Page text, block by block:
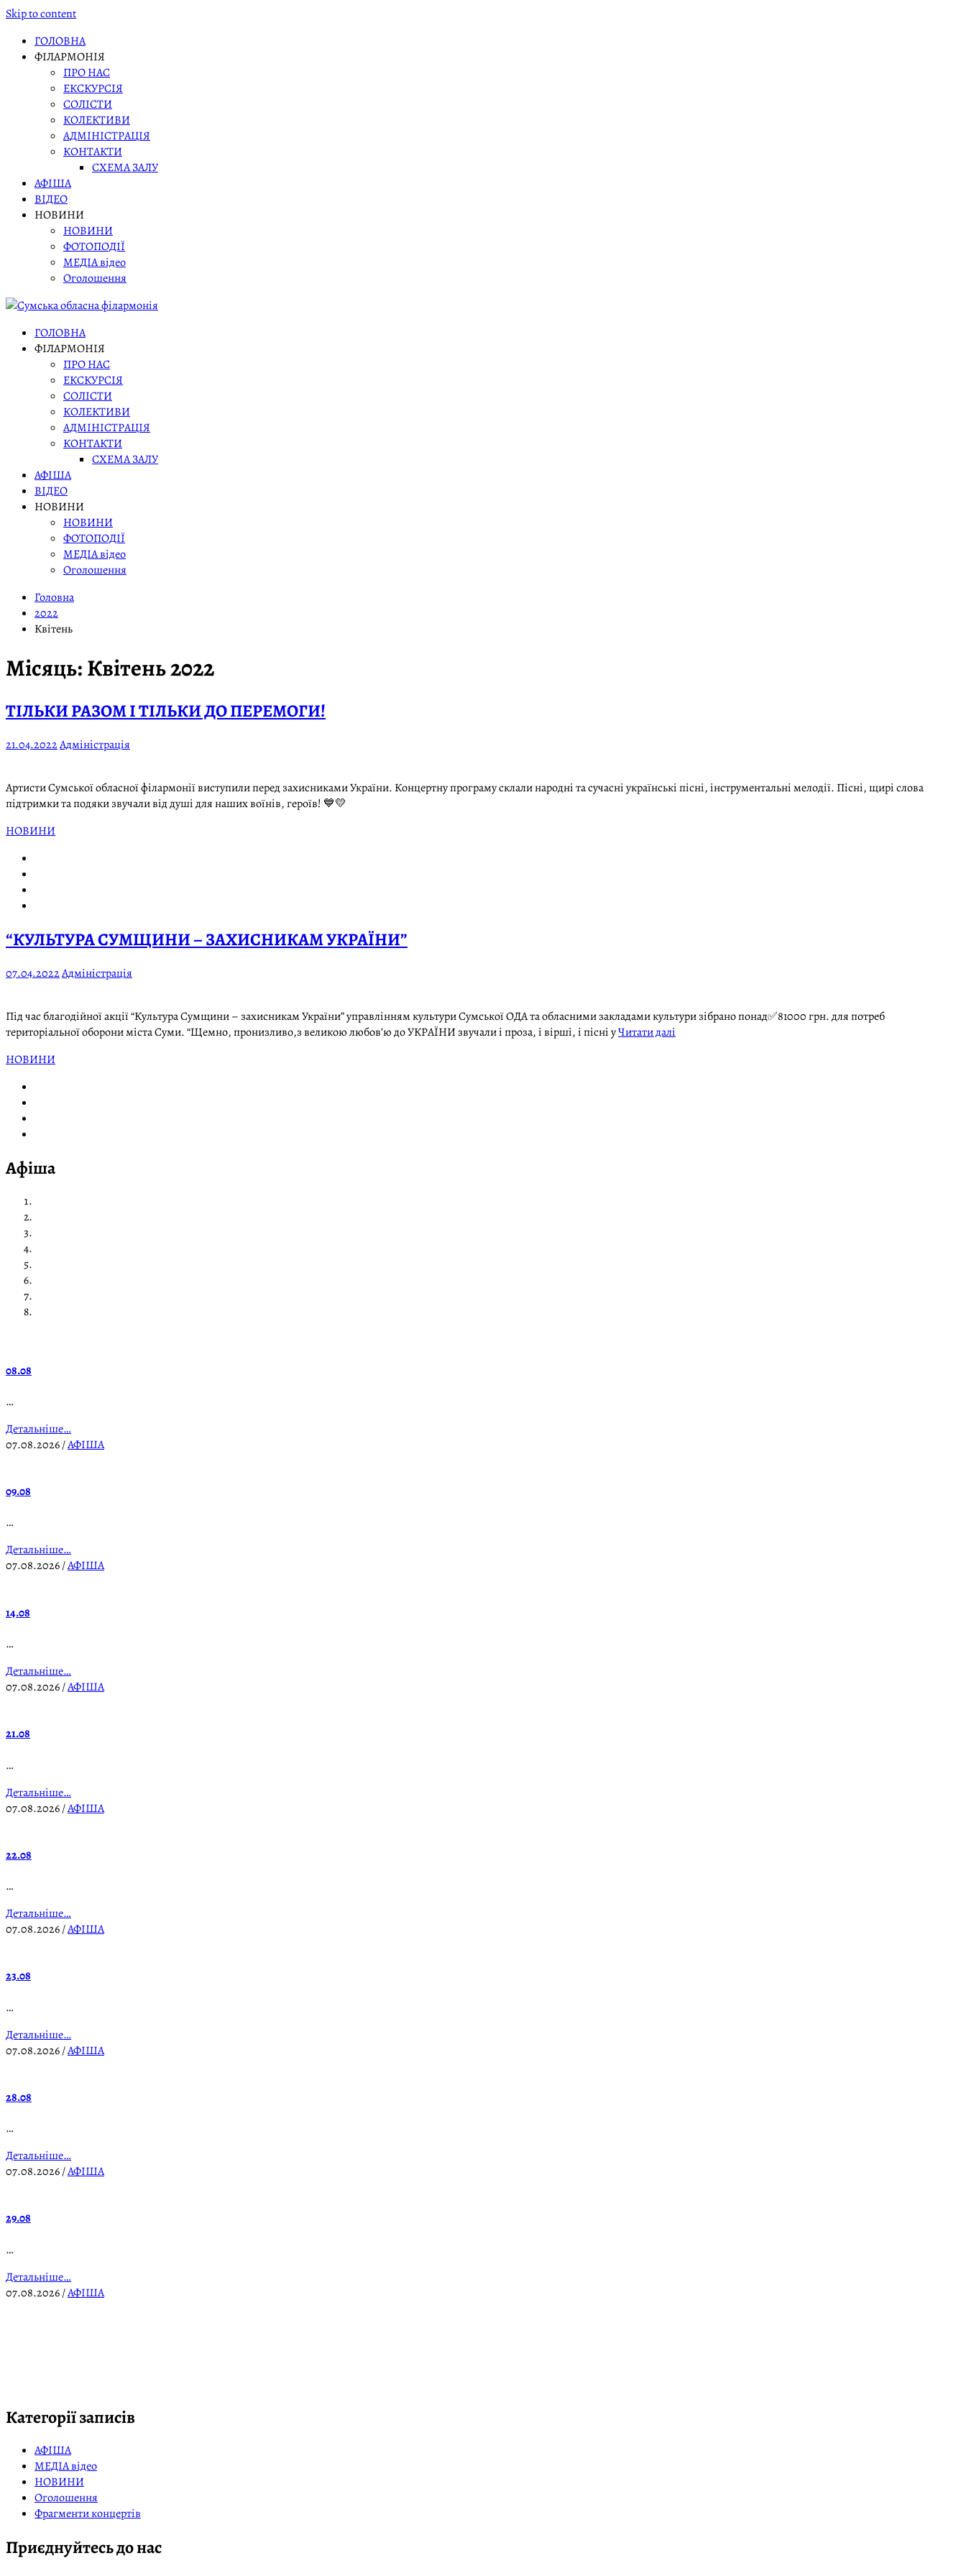
Skip to content
ГОЛОВНА
ФІЛАРМОНІЯ
ПРО НАС
ЕКСКУРСІЯ
СОЛІСТИ
КОЛЕКТИВИ
АДМІНІСТРАЦІЯ
КОНТАКТИ
СХЕМА ЗАЛУ
АФІША
ВІДЕО
НОВИНИ
НОВИНИ
ФОТОПОДІЇ
МЕДІА відео
Оголошення
ГОЛОВНА
ФІЛАРМОНІЯ
ПРО НАС
ЕКСКУРСІЯ
СОЛІСТИ
КОЛЕКТИВИ
АДМІНІСТРАЦІЯ
КОНТАКТИ
СХЕМА ЗАЛУ
АФІША
ВІДЕО
НОВИНИ
НОВИНИ
ФОТОПОДІЇ
МЕДІА відео
Оголошення
Головна
2022
Квітень
Місяць:Квітень 2022
ТІЛЬКИ РАЗОМ І ТІЛЬКИ ДО ПЕРЕМОГИ!
21.04.2022Адміністрація
Артисти Сумської обласної фiлармонiї виступили перед захисниками України. Концертну програму склали народнi та сучаснi українськi пiснi, iнструментальнi мелодiї. Пісні, щирі слова
підтримки та подяки звучали від душі для наших воїнів, героїв! 💙💛
НОВИНИ
“КУЛЬТУРА СУМЩИНИ – ЗАХИСНИКАМ УКРАЇНИ”
07.04.2022Адміністрація
Під час благодійної акції “Культура Сумщини – захисникам України” управлінням культури Сумської ОДА та обласними закладами культури зібрано понад✅81000 грн. для потреб
територіальної оборони міста Суми. “Щемно, пронизливо,з великою любов’ю до УКРАЇНИ звучали і проза, і вірші, і пісні уЧитати далі
НОВИНИ
Афіша
08.08
…
Детальніше…
07.08.2026/АФІША
09.08
…
Детальніше…
07.08.2026/АФІША
14.08
…
Детальніше…
07.08.2026/АФІША
21.08
…
Детальніше…
07.08.2026/АФІША
22.08
…
Детальніше…
07.08.2026/АФІША
23.08
…
Детальніше…
07.08.2026/АФІША
28.08
…
Детальніше…
07.08.2026/АФІША
29.08
…
Детальніше…
07.08.2026/АФІША
Категорії записів
АФІША
МЕДІА відео
НОВИНИ
Оголошення
Фрагменти концертів
Приєднуйтесь до нас